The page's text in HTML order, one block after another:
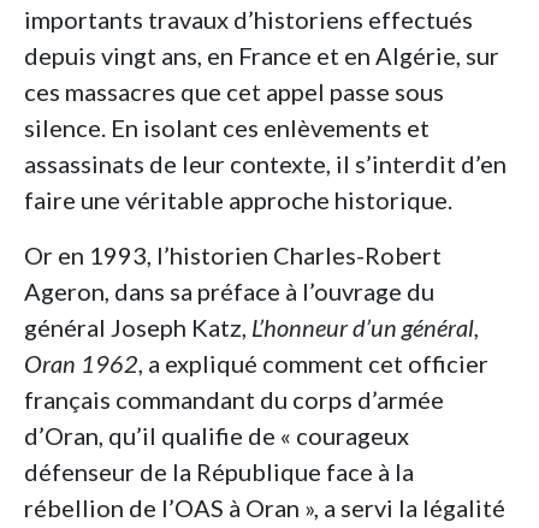
importants travaux d’historiens effectués
depuis vingt ans, en France et en Algérie, sur
ces massacres que cet appel passe sous
silence. En isolant ces enlèvements et
assassinats de leur contexte, il s’interdit d’en
faire une véritable approche historique.
Or en 1993, l’historien Charles-Robert
Ageron, dans sa préface à l’ouvrage du
général Joseph Katz, L’honneur d’un général,
Oran 1962, a expliqué comment cet officier
français commandant du corps d’armée
d’Oran, qu’il qualifie de « courageux
défenseur de la République face à la
rébellion de l’OAS à Oran », a servi la légalité